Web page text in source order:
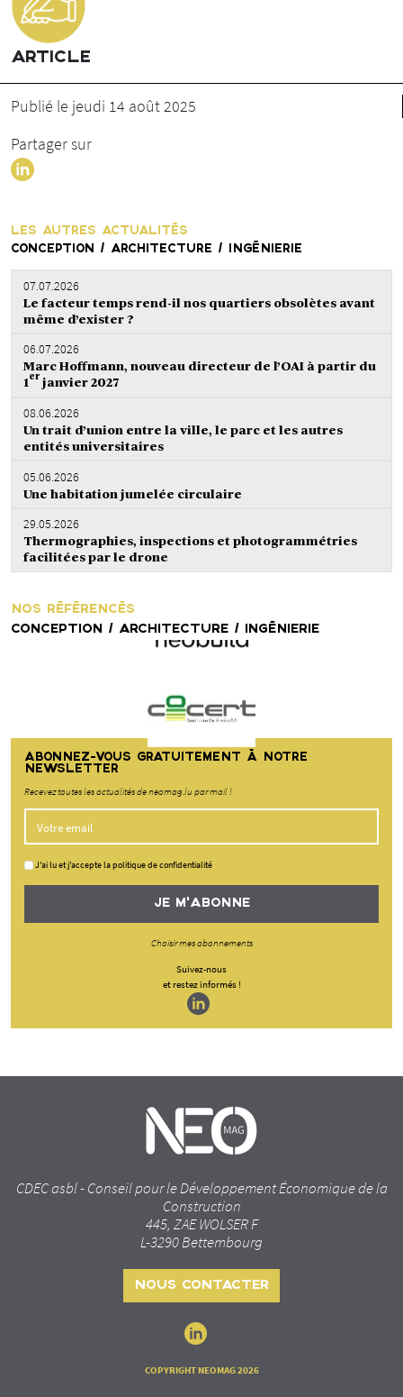
ARTICLE
Publié le jeudi 14 août 2025
Partager sur
LES AUTRES ACTUALITÉS
CONCEPTION / ARCHITECTURE / INGÉNIERIE
07.07.2026
Le facteur temps rend-il nos quartiers obsolètes avant
même d’exister ?
06.07.2026
Marc Hoffmann, nouveau directeur de l’OAI à partir du
1er janvier 2027
08.06.2026
Un trait d’union entre la ville, le parc et les autres
entités universitaires
05.06.2026
Une habitation jumelée circulaire
29.05.2026
Thermographies, inspections et photogrammétries
facilitées par le drone
NOS RÉFÉRENCÉS
CONCEPTION / ARCHITECTURE / INGÉNIERIE
ABONNEZ-VOUS GRATUITEMENT À NOTRE
NEWSLETTER
Recevez toutes les actualités de neomag.lu par mail !
J'ai lu et j'accepte la politique de confidentialité
JE M'ABONNE
Choisir mes abonnements
Suivez-nous
et restez informés !
CDEC asbl - Conseil pour le Développement Économique de la
Construction
445, ZAE WOLSER F
L-3290 Bettembourg
NOUS CONTACTER
COPYRIGHT NEOMAG 2026